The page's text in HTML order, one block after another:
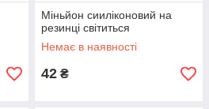
Міньйон сииліконовий на
резинці світиться
Немає в наявності
42 ₴